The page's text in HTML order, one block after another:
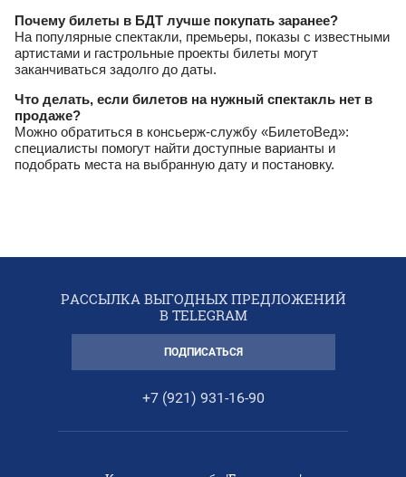
Почему билеты в БДТ лучше покупать заранее?
На популярные спектакли, премьеры, показы с известными
артистами и гастрольные проекты билеты могут
заканчиваться задолго до даты.
Что делать, если билетов на нужный спектакль нет в
продаже?
Можно обратиться в консьерж-службу «БилетоВед»:
специалисты помогут найти доступные варианты и
подобрать места на выбранную дату и постановку.
РАССЫЛКА ВЫГОДНЫХ ПРЕДЛОЖЕНИЙ
В TELEGRAM
ПОДПИСАТЬСЯ
+7 (921) 931-16-90